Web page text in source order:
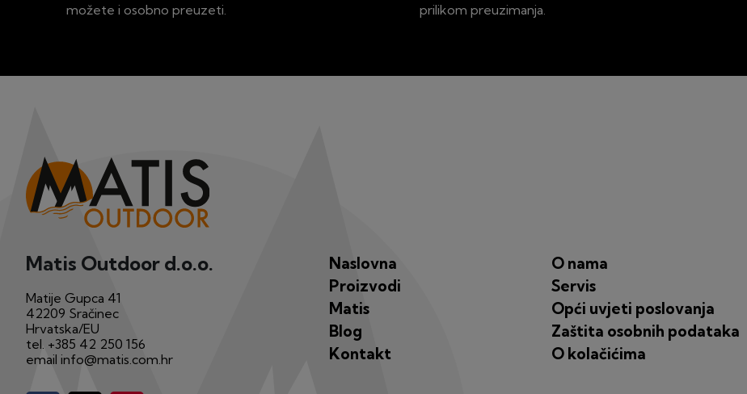
možete i osobno preuzeti.
prilikom preuzimanja.
Matis Outdoor d.o.o.
Matije Gupca 41
42209 Sračinec
Hrvatska/EU
tel. +385 42 250 156
email info@matis.com.hr
Naslovna
Proizvodi
Matis
Blog
Kontakt
O nama
Servis
Opći uvjeti poslovanja
Zaštita osobnih podataka
O kolačićima